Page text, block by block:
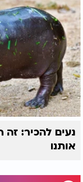
נעים להכיר: זה
אותנו